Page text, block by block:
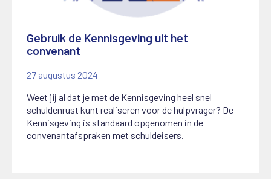
Gebruik de Kennisgeving uit het
convenant
27 augustus 2024
Weet jij al dat je met de Kennisgeving heel snel
schuldenrust kunt realiseren voor de hulpvrager? De
Kennisgeving is standaard opgenomen in de
convenantafspraken met schuldeisers.